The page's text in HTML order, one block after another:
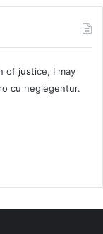
of justice, I may
cu neglegentur.